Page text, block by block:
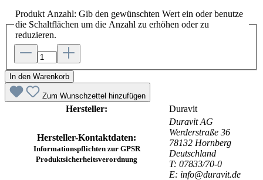
Produkt Anzahl: Gib den gewünschten Wert ein oder benutze
die Schaltflächen um die Anzahl zu erhöhen oder zu
reduzieren.
In den Warenkorb
Zum Wunschzettel hinzufügen
Hersteller: Duravit
Hersteller-Kontaktdaten:
Informationspflichten zur GPSR
Produktsicherheitsverordnung
Duravit AG
Werderstraße 36
78132 Hornberg
Deutschland
T: 07833/70-0
E: info@duravit.de